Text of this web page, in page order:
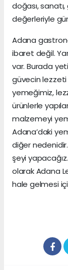
doğası,
değerleriyle
Adana
ibaret değil.
var. Burada
güvecin lezzeti
yemeğimiz,
ürünlerle
malzemeyi
Adana’daki
diğer
şeyi
olarak Adana
hale gelmesi